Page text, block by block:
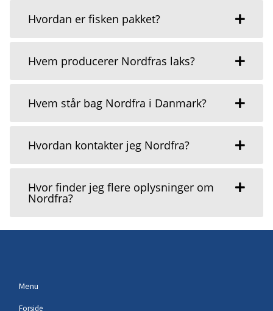
Hvordan er fisken pakket?
Hvem producerer Nordfras laks?
Hvem står bag Nordfra i Danmark?
Hvordan kontakter jeg Nordfra?
Hvor finder jeg flere oplysninger om
Nordfra?
Menu
Forside